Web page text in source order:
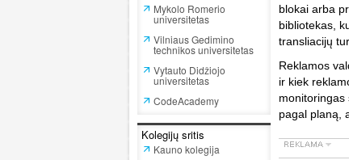
Mykolo Romerio
universitetas
Vilniaus Gedimino
technikos universitetas
Vytauto Didžiojo
universitetas
CodeAcademy
Kolegijų sritis
Kauno kolegija
blokai arba
bibliotekas,
transliacijų
Reklamos
ir kiek
monitoringas
pagal planą,